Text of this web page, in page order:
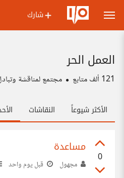
شارك
العمل الحر
121 ألف متابع مجتمع لمناقشة
الأكثر شيوعاً النقاشات
0
مساعدة
مجهول قبل يوم واحد